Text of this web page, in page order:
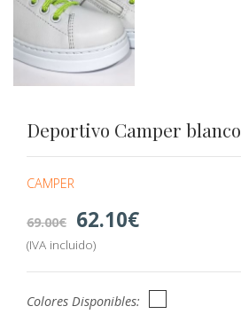
Deportivo Camper blanco
CAMPER
69.00 62.10
(IVA incluido)
Colores Disponibles: